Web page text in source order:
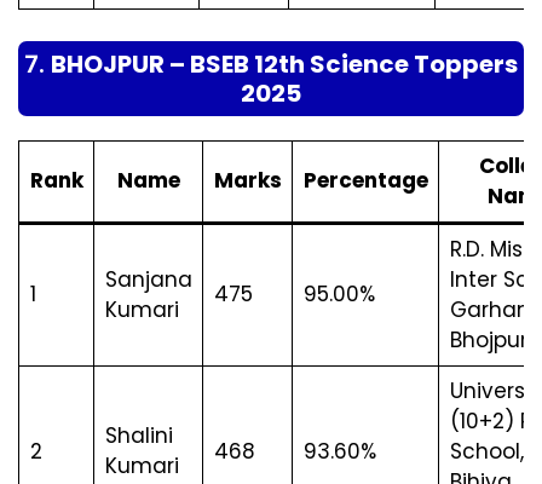
7. BHOJPUR – BSEB 12th Science Toppers
2025
Rank Name Marks Percentage
1
Sanjana
Kumari
475 95.00%
R.D.
Inter
Garhani,
Bhojpur
2
Shalini
Kumari
468 93.60%
(10+2)
School,